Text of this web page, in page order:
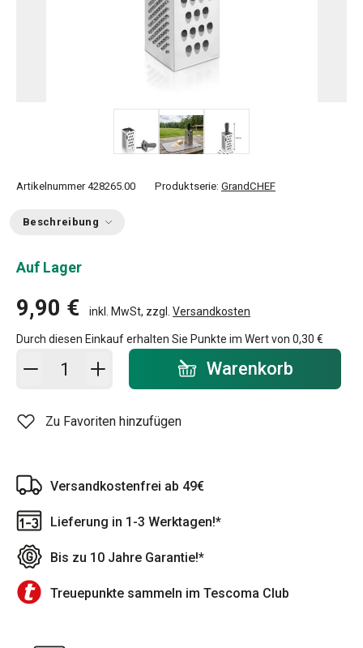
Artikelnummer 428265.00 Produktserie: GrandCHEF
Beschreibung
Auf Lager
9,90 € inkl. MwSt, zzgl. Versandkosten
Durch diesen Einkauf erhalten Sie Punkte im Wert von 0,30 €
In den Warenkorb - Menge Warenkorb
Zu Favoriten hinzufügen
Versandkostenfrei ab 49€
Lieferung in 1-3 Werktagen!*
Bis zu 10 Jahre Garantie!*
Treuepunkte sammeln im Tescoma Club